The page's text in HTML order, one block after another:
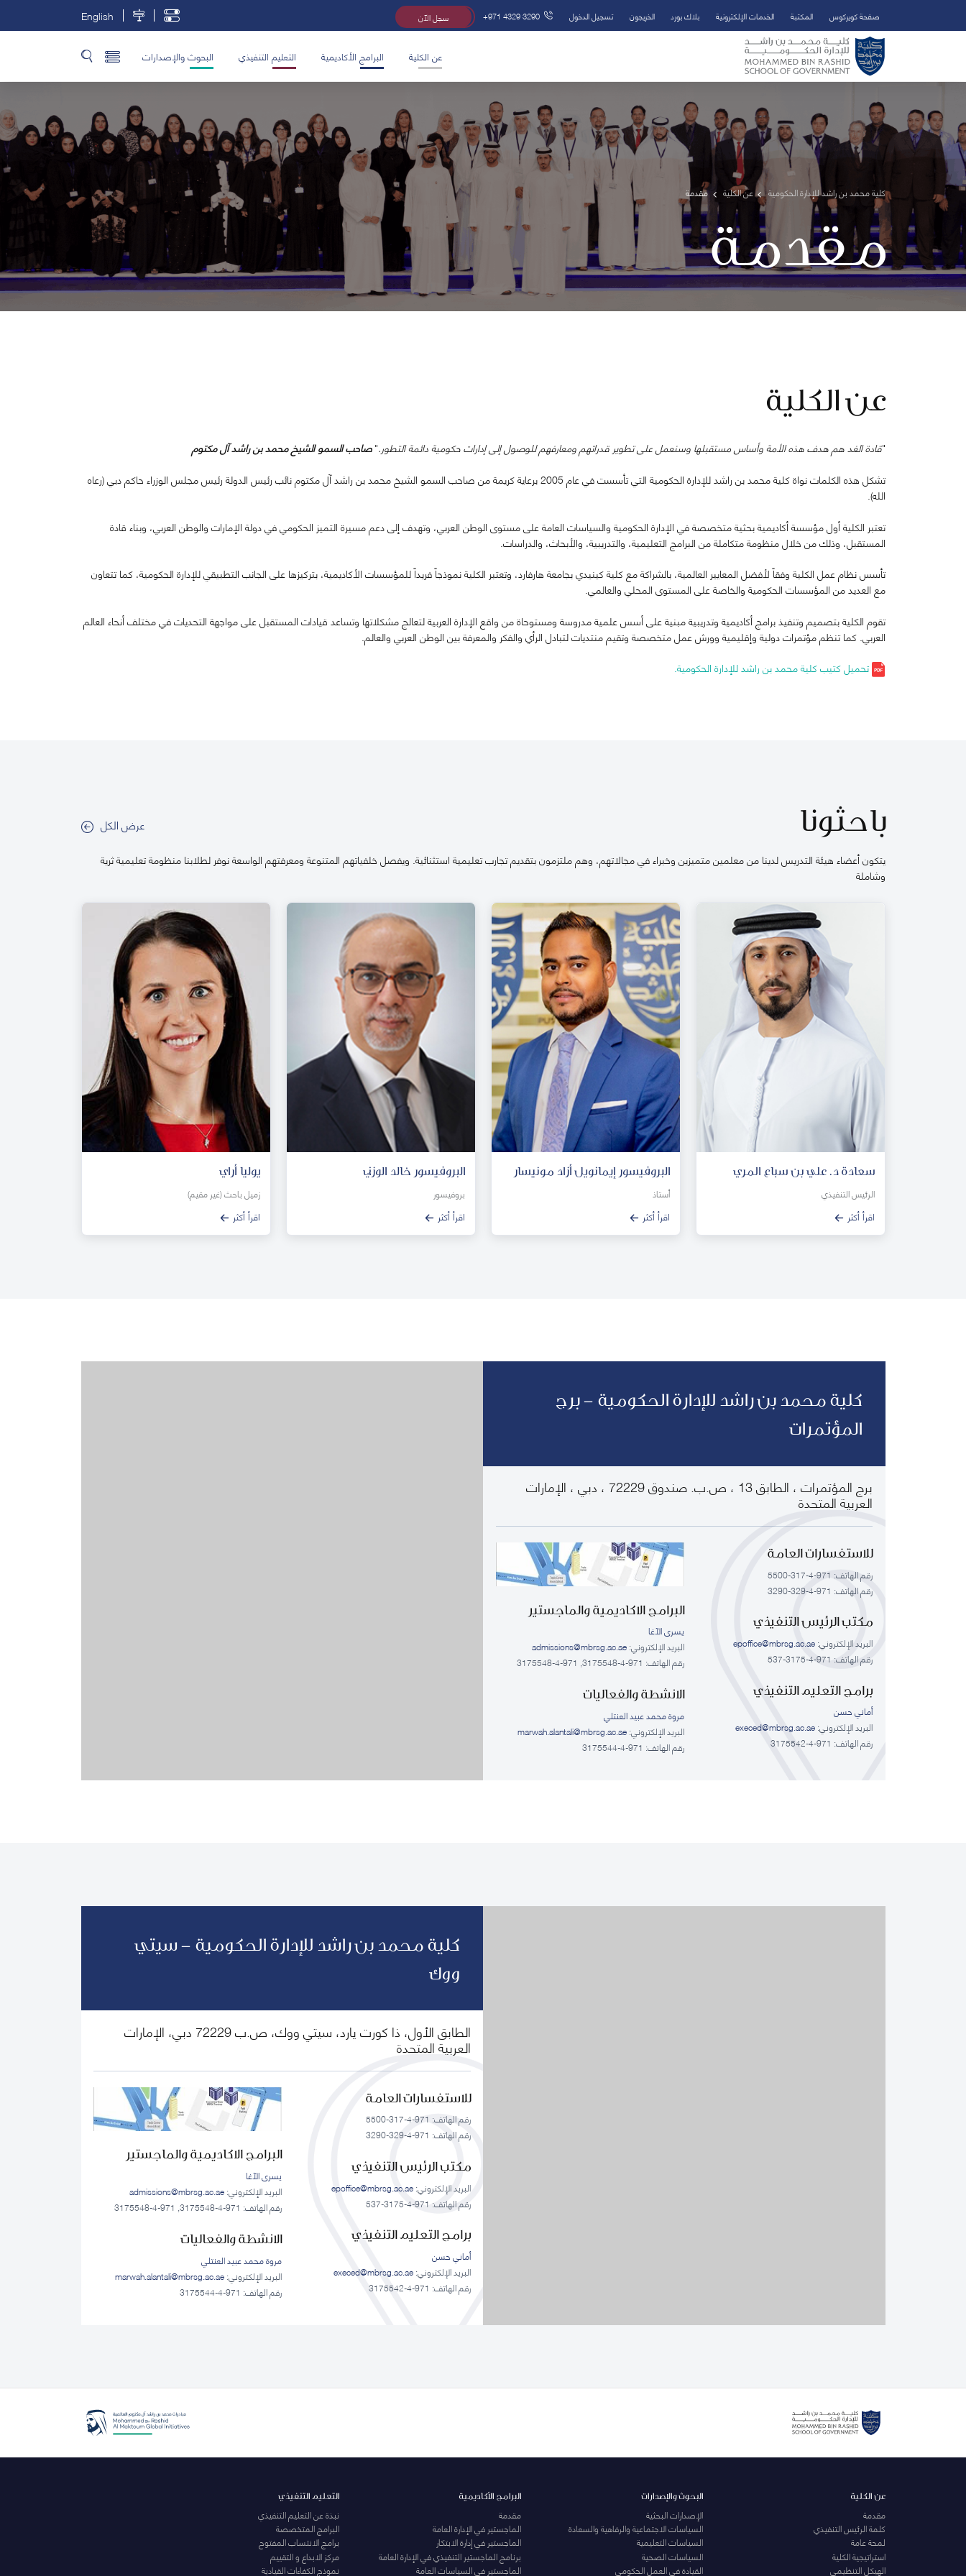
صفحة كويركوس المكتبة الخدمات الإلكترونية بلاك بورد الخريجون تسجيل الدخول +971 4329 3290 سجل الآن English
عن الكلية البرامج الأكاديمية التعليم التنفيذي البحوث والإصدارات
كلية محمد بن راشد للإدارة الحكومية عن الكلية مقدمة
مقدمة
عن الكلية
"قادة الغد هم هدف هذه الأمة وأساس مستقبلها وسنعمل على تطوير قدراتهم ومعارفهم للوصول إلى إدارات حكومية دائمة التطور." صاحب السمو الشيخ محمد بن راشد آل مكتوم
تشكل هذه الكلمات نواة كلية محمد بن راشد للإدارة الحكومية التي تأسست في عام 2005 برعاية كريمة من صاحب السمو الشيخ محمد بن راشد آل مكتوم نائب رئيس الدولة رئيس مجلس الوزراء حاكم دبي (رعاه
الله).
تعتبر الكلية أول مؤسسة أكاديمية بحثية متخصصة في الإدارة الحكومية والسياسات العامة على مستوى الوطن العربي، وتهدف إلى دعم مسيرة التميز الحكومي في دولة الإمارات والوطن العربي، وبناء قادة
المستقبل، وذلك من خلال منظومة متكاملة من البرامج التعليمية، والتدريبية، والأبحاث، والدراسات.
تأسس نظام عمل الكلية وفقاً لأفضل المعايير العالمية، بالشراكة مع كلية كينيدي بجامعة هارفارد، وتعتبر الكلية نموذجاً فريداً للمؤسسات الأكاديمية، بتركيزها على الجانب التطبيقي للإدارة الحكومية، كما تتعاون
مع العديد من المؤسسات الحكومية والخاصة على المستوى المحلي والعالمي.
تقوم الكلية بتصميم وتنفيذ برامج أكاديمية وتدريبية مبنية على أسس علمية مدروسة ومستوحاة من واقع الإدارة العربية لتعالج مشكلاتها وتساعد قيادات المستقبل على مواجهة التحديات في مختلف أنحاء العالم
العربي. كما تنظم مؤتمرات دولية وإقليمية وورش عمل متخصصة وتقيم منتديات لتبادل الرأي والفكر والمعرفة بين الوطن العربي والعالم.
تحميل كتيب كلية محمد بن راشد للإدارة الحكومية.
باحثونا عرض الكل
يتكون أعضاء هيئة التدريس لدينا من معلمين متميزين وخبراء في مجالاتهم، وهم ملتزمون بتقديم تجارب تعليمية استثنائية. ويفصل خلفياتهم المتنوعة ومعرفتهم الواسعة نوفر لطلابنا منظومة تعليمية ثرية
وشاملة
سعادة د. علي بن سباع المري
الرئيس التنفيذي
اقرأ أكثر
البروفيسور إيمانويل أزاد مونيسار
أستاذ
اقرأ أكثر
البروفيسور خالد الوزني
بروفيسور
اقرأ أكثر
يوليا أراي
زميل باحث (غير مقيم)
اقرأ أكثر
كلية محمد بن راشد للإدارة الحكومية - برج
المؤتمرات
برج المؤتمرات ، الطابق 13 ، ص.ب. صندوق 72229 ، دبي ، الإمارات
العربية المتحدة
للاستفسارات العامة
رقم الهاتف: 971-4-317-5500
رقم الهاتف: 971-4-329-3290
مكتب الرئيس التنفيذي
البريد الإلكتروني:epoffice@mbrsg.ac.ae
رقم الهاتف: 971-4-3175-537
برامج التعليم التنفيذي
أماني حسن
البريد الإلكتروني:execed@mbrsg.ac.ae
رقم الهاتف: 971-4-3175542
البرامج الاكاديمية والماجستير
يسرى الآغا
البريد الإلكتروني:admissions@mbrsg.ac.ae
رقم الهاتف: 971-4-3175548, 971-4-3175548
الانشطة والفعاليات
مروة محمد عبيد العنتلي
البريد الإلكتروني:marwah.alantali@mbrsg.ac.ae​
رقم الهاتف: 971-4-3175544
كلية محمد بن راشد للإدارة الحكومية - سيتي
ووك
الطابق الأول، ذا كورت يارد، سيتي ووك، ص.ب 72229 دبي، الإمارات
العربية المتحدة
للاستفسارات العامة
رقم الهاتف: 971-4-317-5500
رقم الهاتف: 971-4-329-3290
مكتب الرئيس التنفيذي
البريد الإلكتروني:epoffice@mbrsg.ac.ae
رقم الهاتف: 971-4-3175-537
برامج التعليم التنفيذي
أماني حسن
البريد الإلكتروني:execed@mbrsg.ac.ae
رقم الهاتف: 971-4-3175542
البرامج الاكاديمية والماجستير
يسرى الآغا
البريد الإلكتروني:admissions@mbrsg.ac.ae
رقم الهاتف: 971-4-3175548, 971-4-3175548
الانشطة والفعاليات
مروة محمد عبيد العنتلي
البريد الإلكتروني:marwah.alantali@mbrsg.ac.ae​
رقم الهاتف: 971-4-3175544
عن الكلية
مقدمة
كلمة الرئيس التنفيذي
لمحة عامة
استراتيجية الكلية
الهيكل التنظيمي
البحوث والإصدارات
الإصدارات البحثية
السياسات الاجتماعية والرفاهية والسعادة
السياسات التعليمية
السياسات الصحية
القيادة في العمل الحكومي
البرامج الأكاديمية
مقدمة
الماجستير في الإدارة العامة
الماجستير في إدارة الابتكار
برنامج الماجستير التنفيذي في الإدارة العامة
الماجستير في السياسات العامة
التعليم التنفيذي
نبذة عن التعليم التنفيذي
البرامج المتخصصة
برامج الانتساب المفتوح
مركز الابداع و التقييم
نموذج الكفاءات القيادية